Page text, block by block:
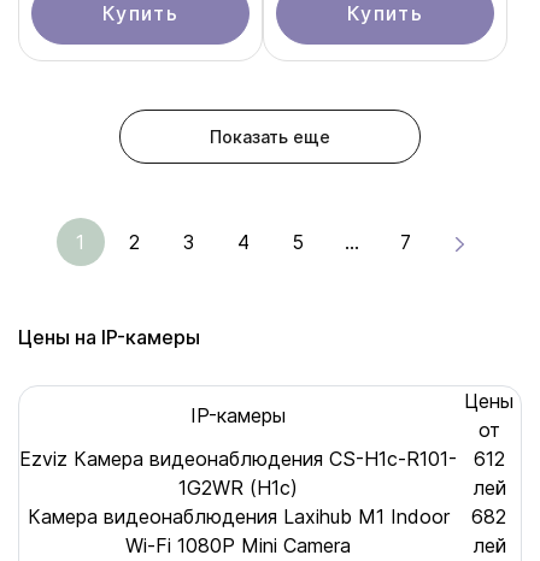
Купить Купить
Показать еще
1 2 3 4 5 ... 7
Цены на IP-камеры
IP-камеры
Цены
от
Ezviz Камера видеонаблюдения CS-H1c-R101-
1G2WR (H1c)
612
лей
Камера видеонаблюдения Laxihub M1 Indoor
Wi-Fi 1080P Mini Camera
682
лей